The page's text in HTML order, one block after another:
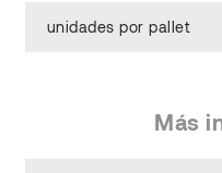
unidades por pallet
Más